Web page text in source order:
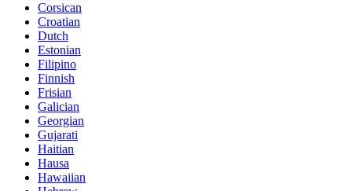
Corsican
Croatian
Dutch
Estonian
Filipino
Finnish
Frisian
Galician
Georgian
Gujarati
Haitian
Hausa
Hawaiian